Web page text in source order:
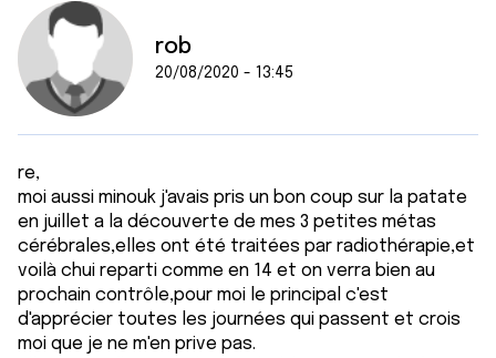
rob
20/08/2020 - 13:45
re,
moi aussi minouk j'avais pris un bon coup sur la patate
en juillet a la découverte de mes 3 petites métas
cérébrales,elles ont été traitées par radiothérapie,et
voilà chui reparti comme en 14 et on verra bien au
prochain contrôle,pour moi le principal c'est
d'apprécier toutes les journées qui passent et crois
moi que je ne m'en prive pas.